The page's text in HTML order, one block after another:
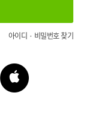
아이디 · 비밀번호 찾기